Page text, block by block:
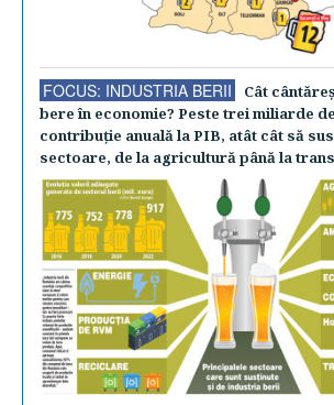
FOCUS: INDUSTRIA BERII
Cât
bere în economie? Peste trei miliarde
contribuţie anuală la PIB, atât cât să
sectoare, de la agricultură până la